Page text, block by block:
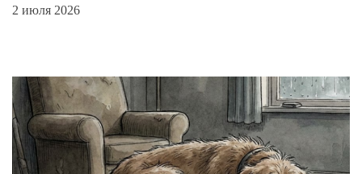
2 июля 2026